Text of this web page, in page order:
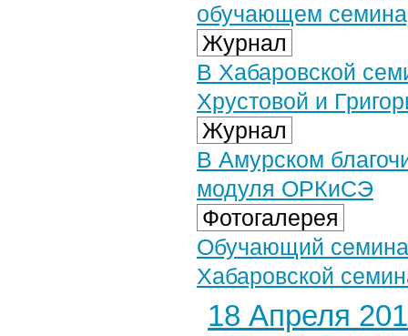
обучающем
Журнал
В Хабаровской
Хрустовой и
Журнал
В Амурском
модуля ОРКиСЭ
Фотогалерея
Обучающий
Хабаровской
18 Апреля